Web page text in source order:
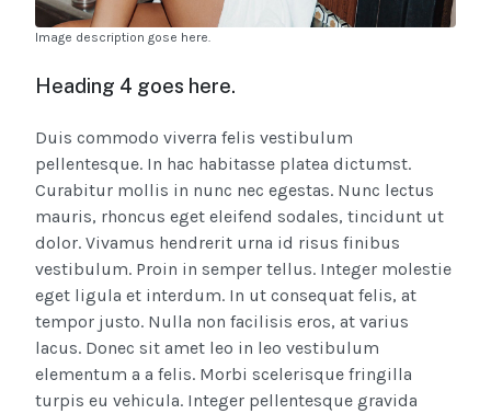
Image description gose here.
Heading 4 goes here.
Duis commodo viverra felis vestibulum
pellentesque. In hac habitasse platea dictumst.
Curabitur mollis in nunc nec egestas. Nunc lectus
mauris, rhoncus eget eleifend sodales, tincidunt ut
dolor. Vivamus hendrerit urna id risus finibus
vestibulum. Proin in semper tellus. Integer molestie
eget ligula et interdum. In ut consequat felis, at
tempor justo. Nulla non facilisis eros, at varius
lacus. Donec sit amet leo in leo vestibulum
elementum a a felis. Morbi scelerisque fringilla
turpis eu vehicula. Integer pellentesque gravida